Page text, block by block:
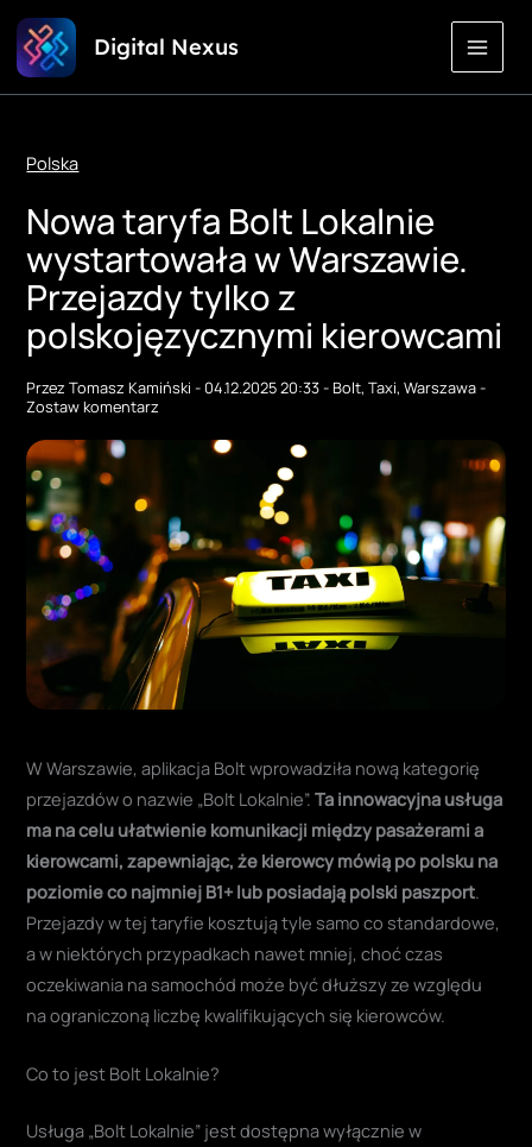
Przejdź
do
treści
Digital Nexus
Polska
Nowa taryfa Bolt Lokalnie
wystartowała w Warszawie.
Przejazdy tylko z
polskojęzycznymi kierowcami
PrzezTomasz Kamiński-04.12.2025 20:33-Bolt,Taxi,Warszawa-
Zostaw komentarz
W Warszawie, aplikacja Bolt wprowadziła nową kategorię
przejazdów o nazwie „Bolt Lokalnie”.Ta innowacyjna usługa
ma na celu ułatwienie komunikacji między pasażerami a
kierowcami, zapewniając, że kierowcy mówią po polsku na
poziomie co najmniej B1+ lub posiadają polski paszport.
Przejazdy w tej taryfie kosztują tyle samo co standardowe,
a w niektórych przypadkach nawet mniej, choć czas
oczekiwania na samochód może być dłuższy ze względu
na ograniczoną liczbę kwalifikujących się kierowców.
Co to jest Bolt Lokalnie?
Usługa „Bolt Lokalnie” jest dostępna wyłącznie w